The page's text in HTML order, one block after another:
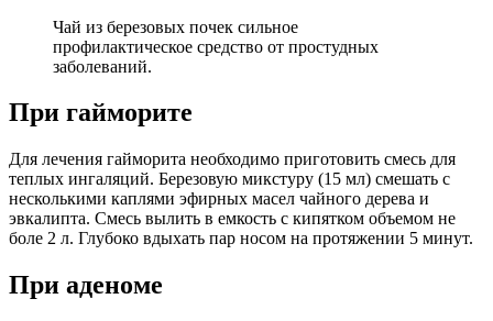
Чай из березовых почек сильное
профилактическое средство от простудных
заболеваний.
При гайморите
Для лечения гайморита необходимо приготовить смесь для
теплых ингаляций. Березовую микстуру (15 мл) смешать с
несколькими каплями эфирных масел чайного дерева и
эвкалипта. Смесь вылить в емкость с кипятком объемом не
боле 2 л. Глубоко вдыхать пар носом на протяжении 5 минут.
При аденоме